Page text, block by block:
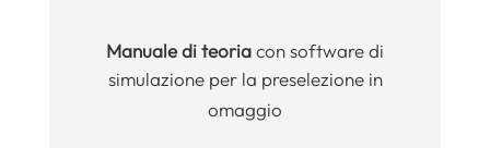
Manualedi teoriacon software di
simulazione per la preselezione in
omaggio